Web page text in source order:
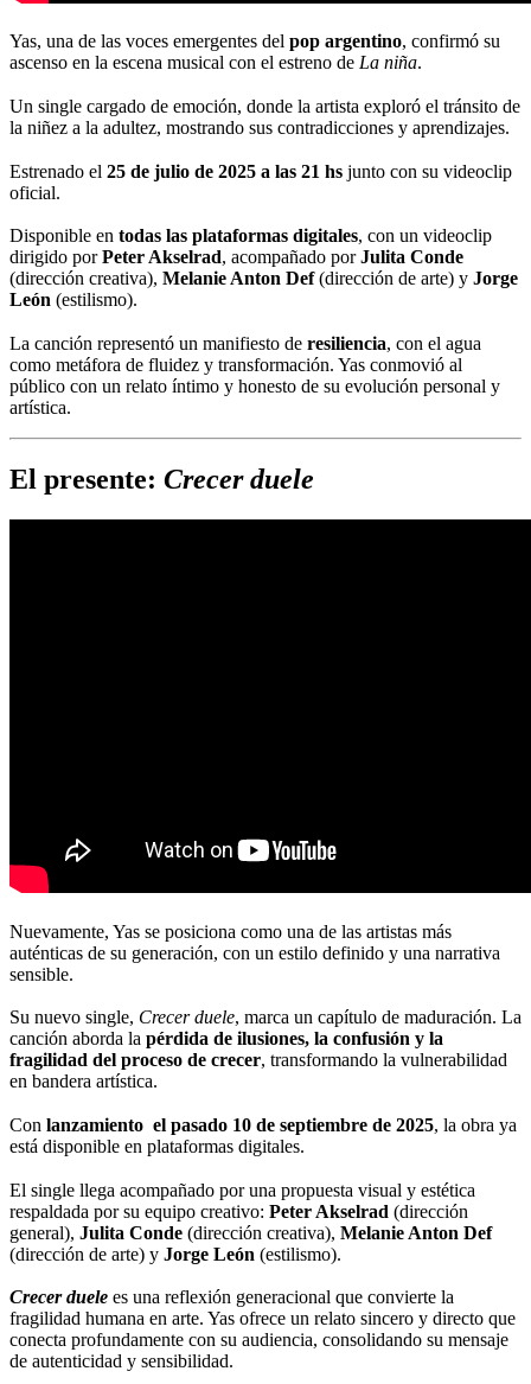
Yas, una de las voces emergentes del pop argentino, confirmó su
ascenso en la escena musical con el estreno de La niña.
Un single cargado de emoción, donde la artista exploró el tránsito de
la niñez a la adultez, mostrando sus contradicciones y aprendizajes.
Estrenado el 25 de julio de 2025 a las 21 hs junto con su videoclip
oficial.
Disponible en todas las plataformas digitales, con un videoclip
dirigido porPeter Akselrad, acompañado porJulita Conde
(dirección creativa), Melanie Anton Def(dirección de arte) y Jorge
León (estilismo).
La canción representó un manifiesto de resiliencia, con el agua
como metáfora de fluidez y transformación. Yas conmovió al
público con un relato íntimo y honesto de su evolución personal y
artística.
El presente: Crecer duele
Nuevamente, Yas se posiciona como una de las artistas más
auténticas de su generación, con un estilo definido y una narrativa
sensible.
Su nuevo single, Crecer duele, marca un capítulo de maduración. La
canción aborda la pérdida de ilusiones, la confusión y la
fragilidad del proceso de crecer, transformando la vulnerabilidad
en bandera artística.
Con lanzamiento el pasado 10 de septiembre de 2025, la obra ya
está disponible en plataformas digitales.
El single llega acompañado por una propuesta visual y estética
respaldada por su equipo creativo: Peter Akselrad (dirección
general), Julita Conde (dirección creativa), Melanie Anton Def
(dirección de arte) y Jorge León (estilismo).
Crecer duele es una reflexión generacional que convierte la
fragilidad humana en arte. Yas ofrece un relato sincero y directo que
conecta profundamente con su audiencia, consolidando su mensaje
de autenticidad y sensibilidad.